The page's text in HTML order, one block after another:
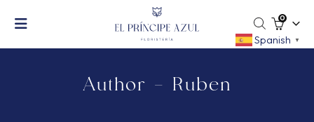
0
Author - Ruben
Spanish ▼